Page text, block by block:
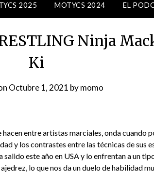
2025 MOTYCS 2024 EL
Ninja
Ki
Octubre 1, 2021 bymomo
entre artistas marciales, onda cuando
y los contrastes entre las técnicas de sus
este año en USA y lo enfrentan a un
lo que nos da un duelo de habilidad